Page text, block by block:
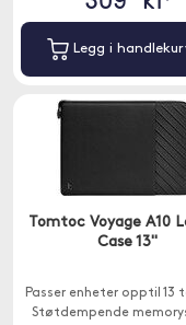
Legg i
Tomtoc Voyage A10
Case 13"
Passer enheter opptil 13
Støtdempende